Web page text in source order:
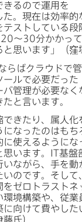
きるので​運用を​
た。​現在は​効率的
ストしている​段
20〜30分かかっ
思います」​（窪
らば​クラウドで​
ールで​必要だった​
バ管理が​必要なく
と​言います。
できたり、​属人化
なったのは​もち
に​使えるように
います。
IT基盤
いながら、​手を​動
いのです。​そして
ゼロトラストネ
環境構築や、​従業
向けて​費や​した
氏）